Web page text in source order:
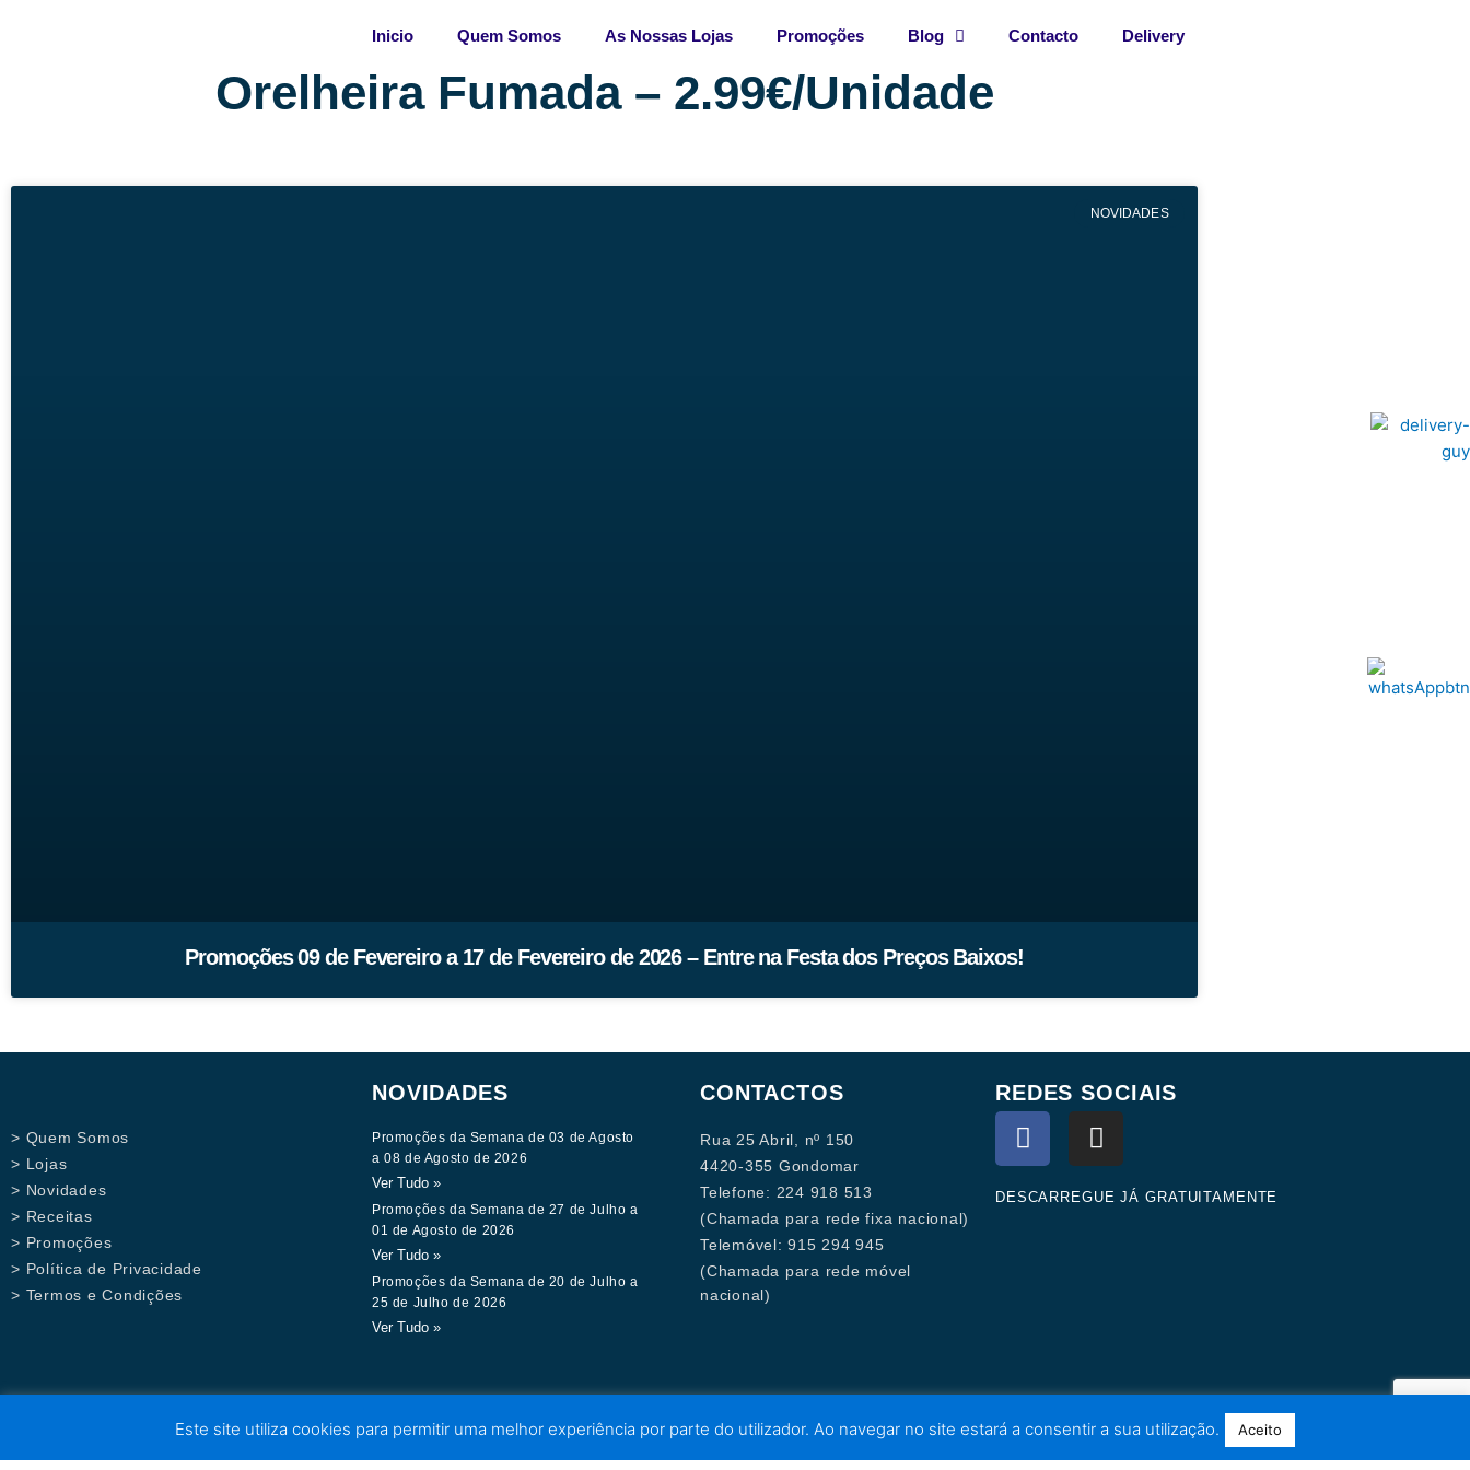
Inicio Quem Somos As Nossas Lojas Promoções Blog Contacto Delivery
Orelheira Fumada – 2.99€/Unidade
NOVIDADES
Promoções 09 de Fevereiro a 17 de Fevereiro de 2026 – Entre na Festa dos Preços Baixos!
> Quem Somos
> Lojas
> Novidades
> Receitas
> Promoções
> Política de Privacidade
> Termos e Condições
NOVIDADES
Promoções da Semana de 03 de Agosto
a 08 de Agosto de 2026
Ver Tudo »
Promoções da Semana de 27 de Julho a
01 de Agosto de 2026
Ver Tudo »
Promoções da Semana de 20 de Julho a
25 de Julho de 2026
Ver Tudo »
CONTACTOS
Rua 25 Abril, nº 150
4420-355 Gondomar
Telefone: 224 918 513
(Chamada para rede fixa nacional)
Telemóvel: 915 294 945
(Chamada para rede móvel
nacional)
REDES SOCIAIS
F
a
c
e
I
n
s
t
DESCARREGUE JÁ GRATUITAMENTE
Este site utiliza cookies para permitir uma melhor experiência por parte do utilizador. Ao navegar no site estará a consentir a sua utilização. Aceito